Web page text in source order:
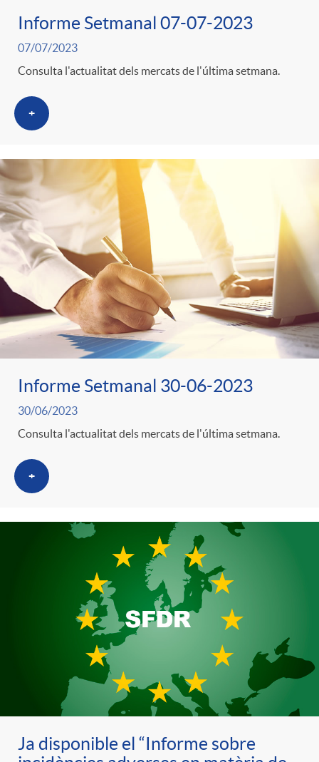
Informe Setmanal 07-07-2023
07/07/2023
Consulta l'actualitat dels mercats de l'última setmana.
+
Informe Setmanal 30-06-2023
30/06/2023
Consulta l'actualitat dels mercats de l'última setmana.
+
Ja disponible el “Informe sobre